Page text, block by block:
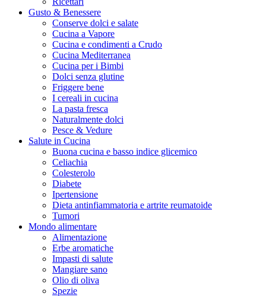
Gusto & Benessere
Conserve dolci e salate
Cucina a Vapore
Cucina e condimenti a Crudo
Cucina Mediterranea
Cucina per i Bimbi
Dolci senza glutine
Friggere bene
I cereali in cucina
La pasta fresca
Naturalmente dolci
Pesce & Vedure
Salute in Cucina
Buona cucina e basso indice glicemico
Celiachia
Colesterolo
Diabete
Ipertensione
Dieta antinfiammatoria e artrite reumatoide
Tumori
Mondo alimentare
Alimentazione
Erbe aromatiche
Impasti di salute
Mangiare sano
Olio di oliva
Spezie